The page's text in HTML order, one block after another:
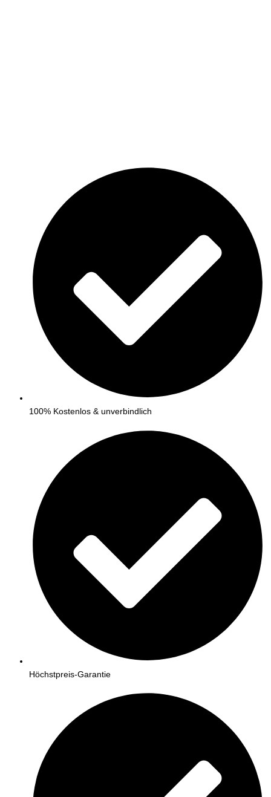
100% Kostenlos & unverbindlich
Höchstpreis-Garantie